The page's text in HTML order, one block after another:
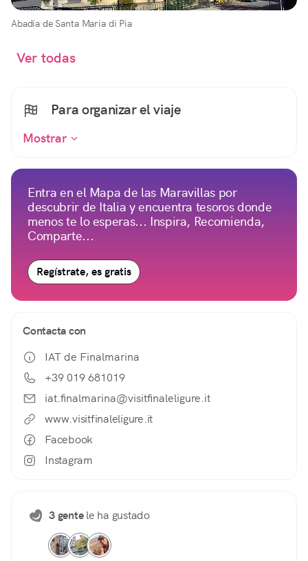
Abadía de Santa Maria di Pia
Ver todas
Para organizar el viaje
Mostrar
Entra en el Mapa de las Maravillas por
descubrir de Italia y encuentra tesoros donde
menos te lo esperas... Inspira, Recomienda,
Comparte...
Regístrate, es gratis
Contacta con
IAT de Finalmarina
+39 019 681019
iat.finalmarina@visitfinaleligure.it
www.visitfinaleligure.it
Facebook
Instagram
3 gentele ha gustado